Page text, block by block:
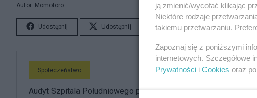
Autor: Momotoro
Udostępnij Udostępnij Lubię to! Skomentuj
Społeczeństwo
Audyt Szpitala Południowego potwierdził najgorsze.
ją zmienić/wycofać klikając
Niektóre rodzaje
takiemu przetwarzaniu.
Zapoznaj się z poniższymi
internetowych. Szczegółowe
Prywatności i Cookies oraz